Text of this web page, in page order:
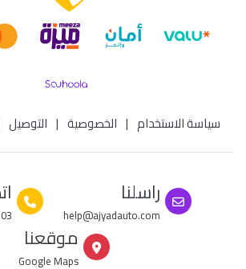
سياسة الاستخدام | الخصوصية | التوصيل
راسلنا
help@ajyadauto.com
موقعنا
Google Maps